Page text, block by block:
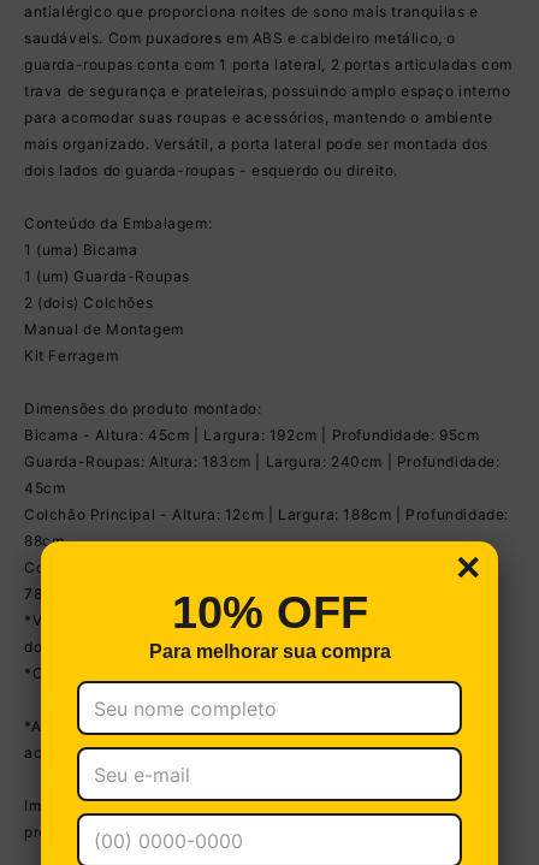
antialérgico que proporciona noites de sono mais tranquilas e
saudáveis. Com puxadores em ABS e cabideiro metálico, o
guarda-roupas conta com 1 porta lateral, 2 portas articuladas com
trava de segurança e prateleiras, possuindo amplo espaço interno
para acomodar suas roupas e acessórios, mantendo o ambiente
mais organizado. Versátil, a porta lateral pode ser montada dos
dois lados do guarda-roupas - esquerdo ou direito.
Conteúdo da Embalagem:
1 (uma) Bicama
1 (um) Guarda-Roupas
2 (dois) Colchões
Manual de Montagem
Kit Ferragem
Dimensões do produto montado:
Bicama - Altura: 45cm | Largura: 192cm | Profundidade: 95cm
Guarda-Roupas: Altura: 183cm | Largura: 240cm | Profundidade:
45cm
Colchão Principal - Altura: 12cm | Largura: 188cm | Profundidade:
88cm
Colchão Auxiliar - Altura: 12cm | Largura: 188cm | Profundidade:
78cm
*Você pode consultar as medidas detalhadas na imagem técnica
do produto.
*Obrigatório fixar o guarda-roupas na parede.
*As cores do produto podem sofrer variações de tonalidade de
acordo com as configurações do seu dispositivo.
Imagem meramente ilustrativa. Decoração não acompanha o
produto.
×
10% OFF
Para melhorar sua compra